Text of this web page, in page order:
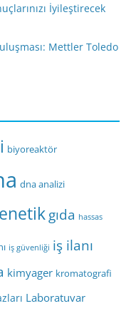
İyileştirecek
Mettler Toledo
biyoreaktör
dna analizi
gıda hassas
iş güvenliği iş ilanı
kimyager kromatografi
Laboratuvar